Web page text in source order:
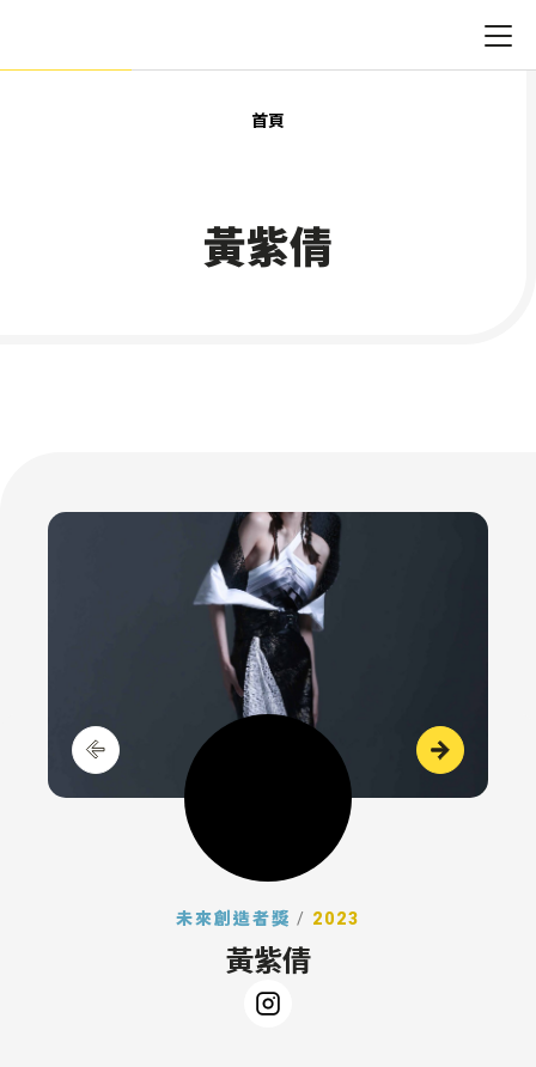
首頁
黃紫倩
未來創造者獎 / 2023
黃紫倩